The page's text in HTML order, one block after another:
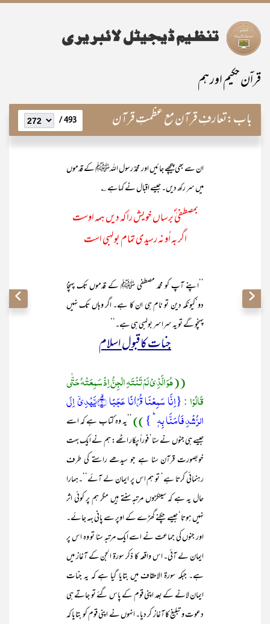
قراۤن حکیم اور ہم
باب:تعارفِ قرآن مع عظمتِ قرآن 493 /
ان سے بھی پیچھے جائیں اور محمدٌ رسول اللہﷺ کے قدموں
میں سر رکھ دیں۔ جیسے اقبال نے کہاہے ؎
بمصطفیٰ ؐبرساں خویش را کہ دیں ہمہ اوست
اگر بہ اُو نہ رسیدی تمام بولہبی است
’’اپنے آپ کو محمد مصطفی ﷺ کے قدموں تک پہنچا
دو‘کیونکہ دین تو نام ہی ان کا ہے۔ اگر وہاں تک نہیں
پہنچو گے تو یہ سراسر بولہبی ہی ہے۔‘‘
جنات کا قبول اسلام
((ھُوَ الَّذِیْ لَمْ تَنْتَہِ الْجِنُّ اِذْ سَمِعَتْہُ حَتّٰی
قَالُوْا :
{اِنَّا سَمِعۡنَا قُرۡاٰنًا عَجَبًا ۙ﴿۱﴾یَّہۡدِیۡۤ اِلَی
الرُّشۡدِ فَاٰمَنَّا بِہٖ ؕ })) ’’یہ وہ کتاب ہے کہ اسے
جیسے ہی جنوں نے سنا‘ فوراً پکار اٹھے: ہم نے ایک بہت
خوبصورت قرآن سنا ہے جو سیدھے راستے کی طرف
رہنمائی کرتا ہے‘ تو ہم اس پر ایمان لے آئے‘‘۔ہمارا
حال یہ ہے کہ سینکڑوں مرتبہ سنتے ہیں مگر ہم پر کوئی اثر
نہیں ہوتا‘ جیسے چکنے گھڑے کے اوپر سے پانی بہہ جائے۔
اور جنوں کی جماعت نے اسے ایک مرتبہ سنا تو وہ اس پر
ایمان لے آئی۔ اس واقعہ کا ذکر سورۃ الجن کے آغاز میں
ہے۔ جبکہ سورۃ الاحقاف میں بتایا گیا ہے کہ یہ جنات
ایمان لانے کے بعد اپنی قوم کے پاس گئے تو جاتے ہی
دعوت و تبلیغ کا آغاز کر دیا۔ انہوں نے اپنی قوم کو بتایا کہ